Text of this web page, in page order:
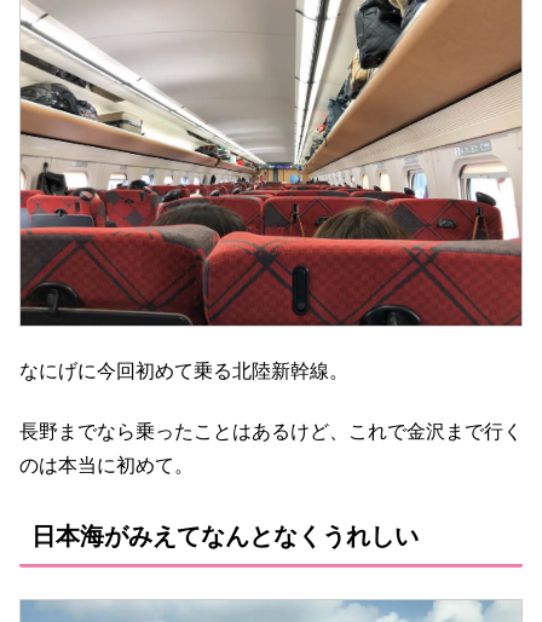
なにげに今回初めて乗る北陸新幹線。
長野までなら乗ったことはあるけど、これで金沢まで行く
のは本当に初めて。
日本海がみえてなんとなくうれしい